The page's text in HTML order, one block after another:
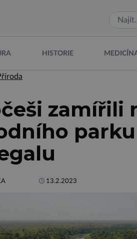
HISTORIE
zamířili
13.2.2023